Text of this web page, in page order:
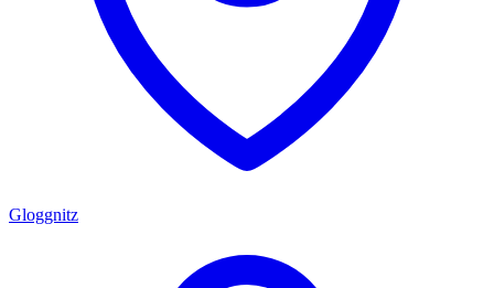
Gloggnitz